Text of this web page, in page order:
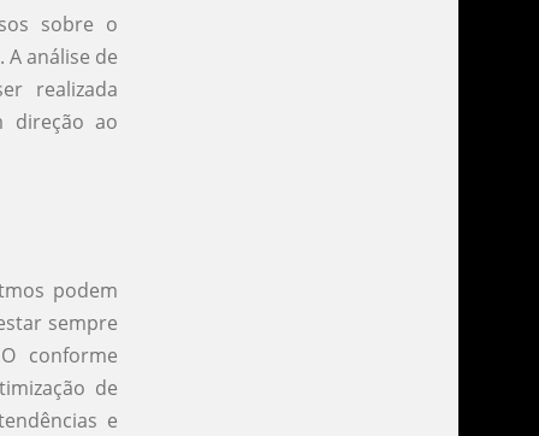
sobre o
análise de
realizada
direção ao
podem
sempre
conforme
de
e